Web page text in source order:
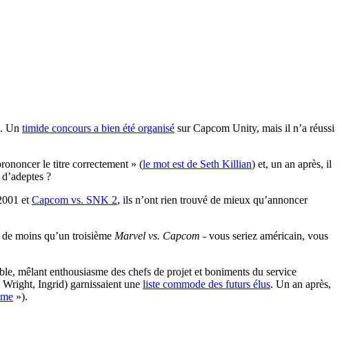
Un timide concours a bien été organisé sur Capcom Unity, mais il n’a réussi
le titre correctement » (le mot est de Seth Killian) et, un an après, il
?
et Capcom vs. SNK 2, ils n’ont rien trouvé de mieux qu’annoncer
moins qu’un troisième Marvel vs. Capcom - vous seriez américain, vous
mêlant enthousiasme des chefs de projet et boniments du service
Ingrid) garnissaient une liste commode des futurs élus. Un an après,
»).